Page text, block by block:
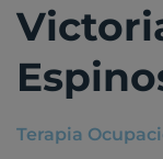
Terapia